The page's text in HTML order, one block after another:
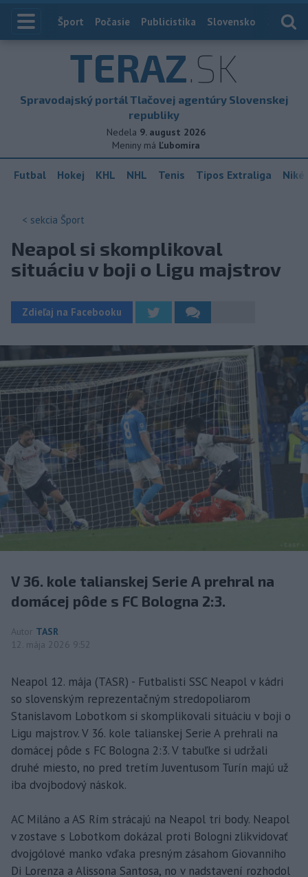
Index
Šport Počasie Publicistika Slovensko
TERAZ.SK
Spravodajský portál Tlačovej agentúry Slovenskej
republiky
Nedela 9. august 2026
Meniny má Ľubomíra
Futbal Hokej KHL NHL Tenis Tipos Extraliga
< sekcia Šport
Neapol si skomplikoval
situáciu v boji o Ligu majstrov
Zdieľaj na Facebooku
V 36. kole talianskej Serie A prehral na
domácej pôde s FC Bologna 2:3.
Autor TASR
12. mája 2026 9:52
Neapol 12. mája (TASR) - Futbalisti SSC Neapol v kádri
so slovenským reprezentačným stredopoliarom
Stanislavom Lobotkom si skomplikovali situáciu v boji o
Ligu majstrov. V 36. kole talianskej Serie A prehrali na
domácej pôde s FC Bologna 2:3. V tabuľke si udržali
druhé miesto, no pred tretím Juventusom Turín majú už
iba dvojbodový náskok.
AC Miláno a AS Rím strácajú na Neapol tri body. Neapol
v zostave s Lobotkom dokázal proti Bologni zlikvidovať
dvojgólové manko vďaka presným zásahom Giovanniho
Di Lorenza a Alissona Santosa, no v nadstavení rozhodol